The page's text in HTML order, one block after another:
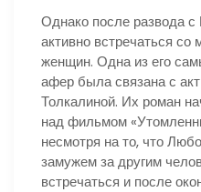
Однако после развода
активно встречаться со
женщин. Одна из его
афер была связана с
Толкалиной. Их роман
над фильмом
несмотря на то, что
замужем за другим
встречаться и после